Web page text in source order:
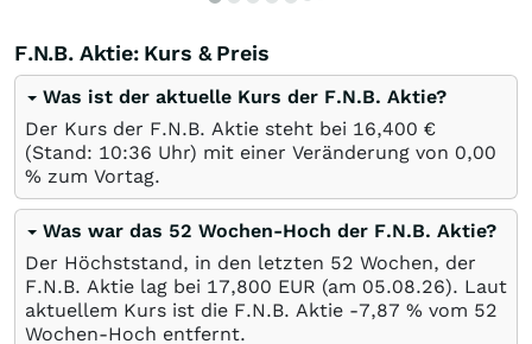
F.N.B. Aktie: Kurs & Preis
Was ist der aktuelle Kurs der F.N.B. Aktie?
Der Kurs der F.N.B. Aktie steht bei 16,400 €
(Stand: 10:36 Uhr) mit einer Veränderung von 0,00
% zum Vortag.
Was war das 52 Wochen-Hoch der F.N.B. Aktie?
Der Höchststand, in den letzten 52 Wochen, der
F.N.B. Aktie lag bei 17,800 EUR (am 05.08.26). Laut
aktuellem Kurs ist die F.N.B. Aktie -7,87 % vom 52
Wochen-Hoch entfernt.